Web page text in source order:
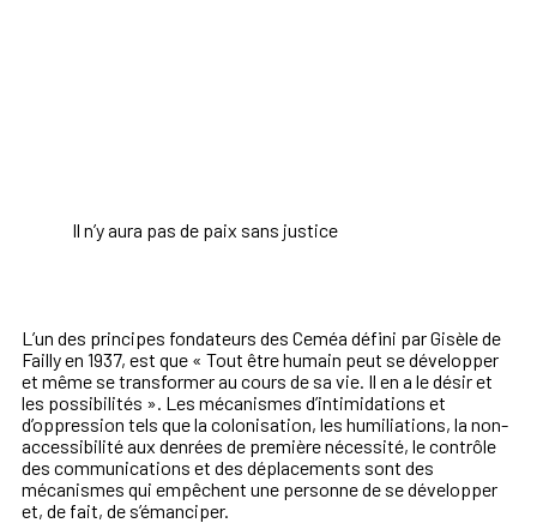
Il n’y aura pas de paix sans justice
L’un des principes fondateurs des Ceméa défini par Gisèle de
Failly en 1937, est que « Tout être humain peut se développer
et même se transformer au cours de sa vie. Il en a le désir et
les possibilités ». Les mécanismes d’intimidations et
d’oppression tels que la colonisation, les humiliations, la non-
accessibilité aux denrées de première nécessité, le contrôle
des communications et des déplacements sont des
mécanismes qui empêchent une personne de se développer
et, de fait, de s’émanciper.